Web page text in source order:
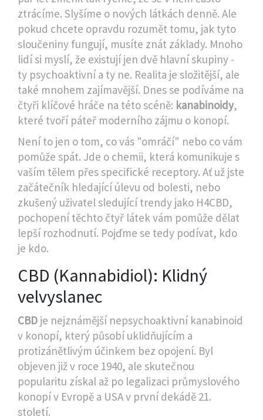
ztrácíme. Slyšíme o nových látkách denně. Ale
pokud chcete opravdu rozumět tomu, jak tyto
sloučeniny fungují, musíte znát základy. Mnoho
lidí si myslí, že existují jen dvě hlavní skupiny -
ty psychoaktivní a ty ne. Realita je složitější, ale
také mnohem zajímavější. Dnes se podíváme na
čtyři klíčové hráče na této scéně: kanabinoidy,
které tvoří páteř moderního zájmu o konopí.
Není to jen o tom, co vás "omráčí" nebo co vám
pomůže spát. Jde o chemii, která komunikuje s
vaším tělem přes specifické receptory. Ať už jste
začátečník hledající úlevu od bolesti, nebo
zkušený uživatel sledující trendy jako H4CBD,
pochopení těchto čtyř látek vám pomůže dělat
lepší rozhodnutí. Pojďme se tedy podívat, kdo
je kdo.
CBD (Kannabidiol): Klidný
velvyslanec
CBD je nejznámější nepsychoaktivní kanabinoid
v konopí, který působí uklidňujícím a
protizánětlivým účinkem bez opojení. Byl
objeven již v roce 1940, ale skutečnou
popularitu získal až po legalizaci průmyslového
konopí v Evropě a USA v první dekádě 21.
století.